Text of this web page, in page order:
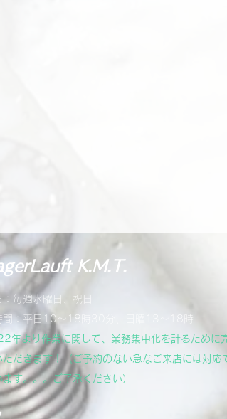
K.M.T.
：毎週水曜日、祝日
間：平日10～18時30分、日曜13～18時
年より作業に関して、業務集中化を計るために
ただきます！（ご予約のない急なご来店には対応
ます。。。ご了承ください）